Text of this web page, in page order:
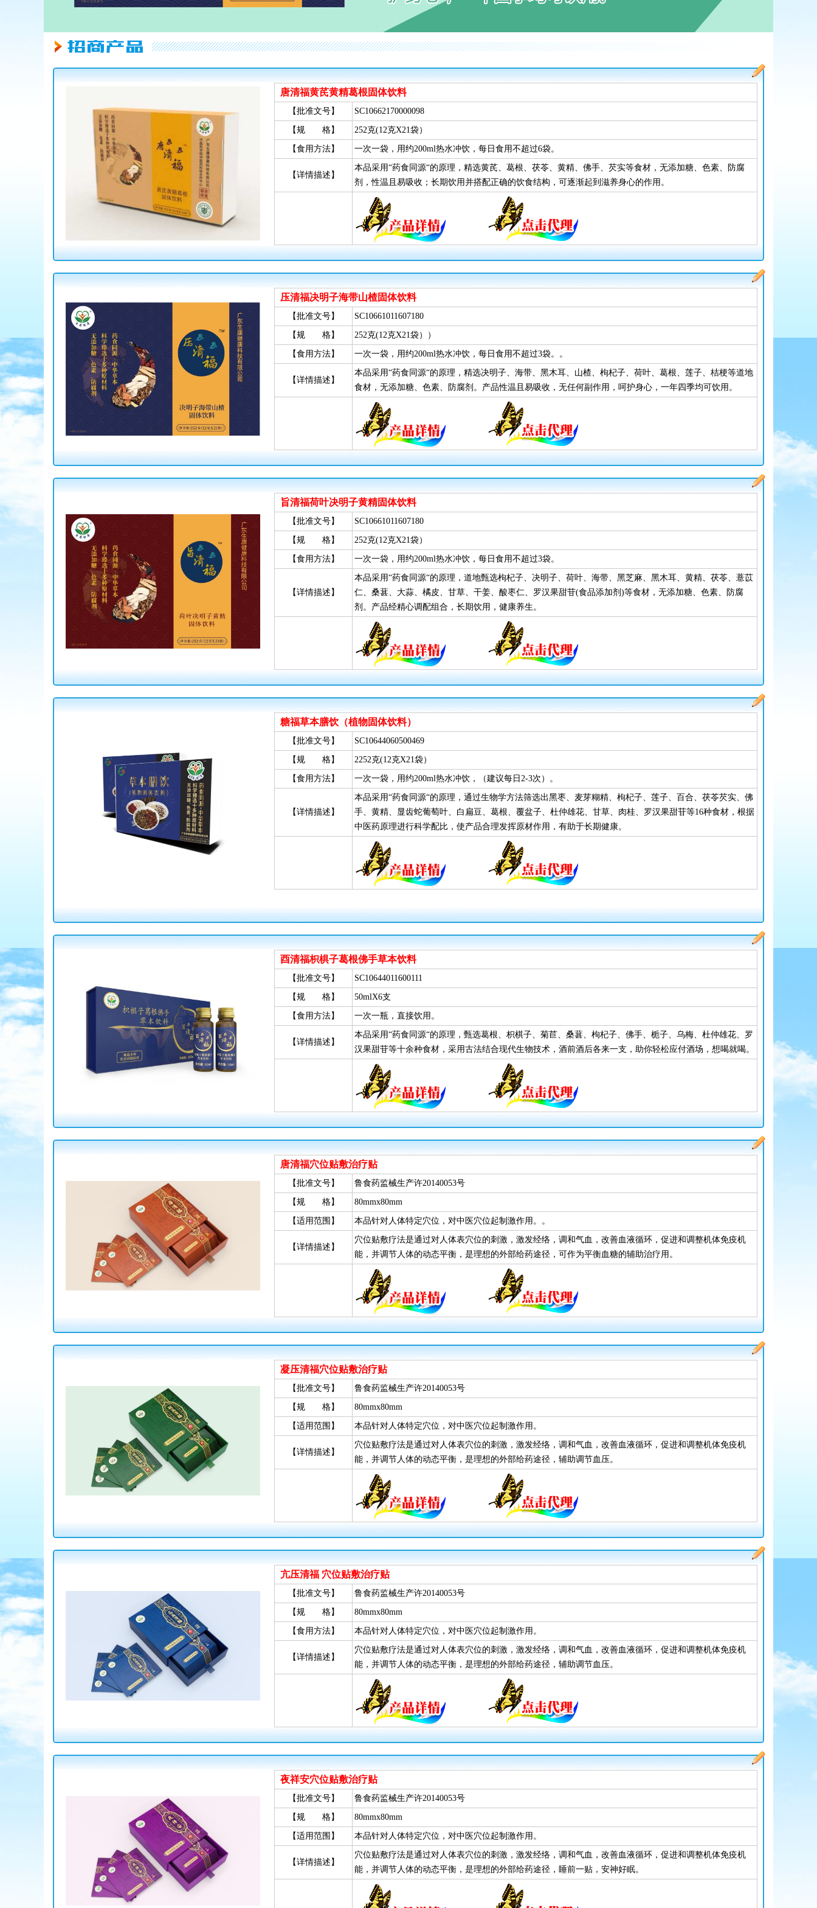
唐清福黄芪黄精葛根固体饮料
【批准文号】 SC10662170000098
【规 格】 252克(12克X21袋）
【食用方法】 一次一袋，用约200ml热水冲饮，每日食用不超过6袋。
【详情描述】
本品采用“药食同源“的原理，精选黄芪、葛根、茯苓、黄精、佛手、芡实等食材，无添加糖、色素、防腐
剂，性温且易吸收；长期饮用并搭配正确的饮食结构，可逐渐起到滋养身心的作用。
压清福决明子海带山楂固体饮料
【批准文号】 SC10661011607180
【规 格】 252克(12克X21袋））
【食用方法】 一次一袋，用约200ml热水冲饮，每日食用不超过3袋。。
【详情描述】
本品采用“药食同源“的原理，精选决明子、海带、黑木耳、山楂、枸杞子、荷叶、葛根、莲子、桔梗等道地
食材，无添加糖、色素、防腐剂。产品性温且易吸收，无任何副作用，呵护身心，一年四季均可饮用。
旨清福荷叶决明子黄精固体饮料
【批准文号】 SC10661011607180
【规 格】 252克(12克X21袋）
【食用方法】 一次一袋，用约200ml热水冲饮，每日食用不超过3袋。
【详情描述】
本品采用“药食同源“的原理，道地甄选枸杞子、决明子、荷叶、海带、黑芝麻、黑木耳、黄精、茯苓、薏苡
仁、桑葚、大蒜、橘皮、甘草、干姜、酸枣仁、罗汉果甜苷(食品添加剂)等食材，无添加糖、色素、防腐
剂。产品经精心调配组合，长期饮用，健康养生。
糖福草本膳饮（植物固体饮料）
【批准文号】 SC10644060500469
【规 格】 2252克(12克X21袋）
【食用方法】 一次一袋，用约200ml热水冲饮，（建议每日2-3次）。
【详情描述】
本品采用“药食同源“的原理，通过生物学方法筛选出黑枣、麦芽糊精、枸杞子、莲子、百合、茯苓芡实、佛
手、黄精、显齿蛇葡萄叶、白扁豆、葛根、覆盆子、杜仲雄花、甘草、肉桂、罗汉果甜苷等16种食材，根据
中医药原理进行科学配比，使产品合理发挥原材作用，有助于长期健康。
酉清福枳椇子葛根佛手草本饮料
【批准文号】 SC10644011600111
【规 格】 50mlX6支
【食用方法】 一次一瓶，直接饮用。
【详情描述】
本品采用“药食同源“的原理，甄选葛根、枳棋子、菊苣、桑葚、枸杞子、佛手、栀子、乌梅、杜仲雄花、罗
汉果甜苷等十余种食材，采用古法结合现代生物技术，酒前酒后各来一支，助你轻松应付酒场，想喝就喝。
唐清福穴位贴敷治疗贴
【批准文号】 鲁食药监械生产许20140053号
【规 格】 80mmx80mm
【适用范围】 本品针对人体特定穴位，对中医穴位起制激作用。。
【详情描述】
穴位贴敷疗法是通过对人体表穴位的刺激，激发经络，调和气血，改善血液循环，促进和调整机体免疫机
能，并调节人体的动态平衡，是理想的外部给药途径，可作为平衡血糖的辅助治疗用。
凝压清福穴位贴敷治疗贴
【批准文号】 鲁食药监械生产许20140053号
【规 格】 80mmx80mm
【适用范围】 本品针对人体特定穴位，对中医穴位起制激作用。
【详情描述】
穴位贴敷疗法是通过对人体表穴位的刺激，激发经络，调和气血，改善血液循环，促进和调整机体免疫机
能，并调节人体的动态平衡，是理想的外部给药途径，辅助调节血压。
亢压清福 穴位贴敷治疗贴
【批准文号】 鲁食药监械生产许20140053号
【规 格】 80mmx80mm
【食用方法】 本品针对人体特定穴位，对中医穴位起制激作用。
【详情描述】
穴位贴敷疗法是通过对人体表穴位的刺激，激发经络，调和气血，改善血液循环，促进和调整机体免疫机
能，并调节人体的动态平衡，是理想的外部给药途径，辅助调节血压。
夜祥安穴位贴敷治疗贴
【批准文号】 鲁食药监械生产许20140053号
【规 格】 80mmx80mm
【适用范围】 本品针对人体特定穴位，对中医穴位起制激作用。
【详情描述】
穴位贴敷疗法是通过对人体表穴位的刺激，激发经络，调和气血，改善血液循环，促进和调整机体免疫机
能，并调节人体的动态平衡，是理想的外部给药途径，睡前一贴，安神好眠。